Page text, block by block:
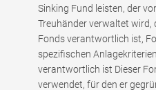
Sinking Fund leisten, der
Treuhänder verwaltet wird,
Fonds verantwortlich ist,
spezifischen
verantwortlich ist Dieser
verwendet, für den er